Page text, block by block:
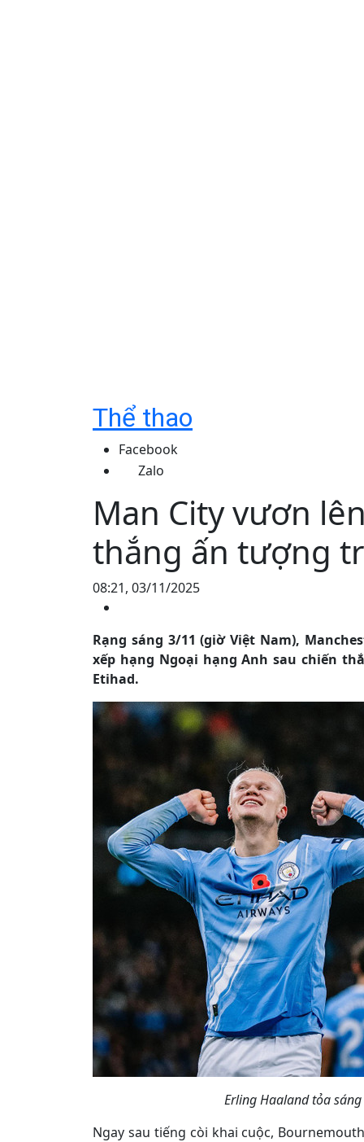
Thể thao
Facebook
Zalo
Man City vươn
thắng ấn tượng
08:21, 03/11/2025
Rạng sáng 3/11 (giờ Việt Nam),
xếp hạng Ngoại hạng Anh sau chiến
Etihad.
Erling Haaland tỏa sáng
Ngay sau tiếng còi khai cuộc,